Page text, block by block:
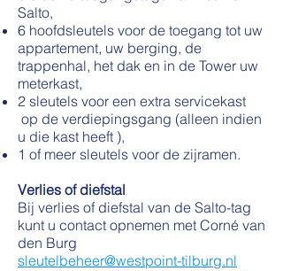
Salto,
6 hoofdsleutels voor de toegang tot uw
appartement, uw berging, de
trappenhal, het dak en in de Tower uw
meterkast,
2 sleutels voor een extra servicekast
op de verdiepingsgang (alleen indien
u die kast heeft ),
1 of meer sleutels voor de zijramen.
Verlies of diefstal
Bij verlies of diefstal van de Salto-tag
kunt u contact opnemen met Corné van
den Burg
sleutelbeheer@westpoint-tilburg.nl